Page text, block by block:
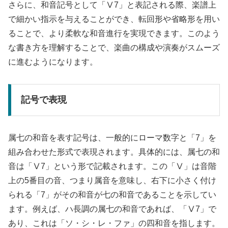
さらに、和音記号として「Ⅴ7」と表記される際、楽譜上
で細かい指示を与えることができ、転回形や省略形を用い
ることで、より柔軟な和音進行を実現できます。このよう
な書き方を理解することで、楽曲の構成や演奏がスムーズ
に進むようになります。
記号で表現
属七の和音を表す記号は、一般的にローマ数字と「7」を
組み合わせた形式で表現されます。具体的には、属七の和
音は「Ⅴ7」という形で記載されます。この「Ⅴ」は音階
上の5番目の音、つまり属音を意味し、右下に小さく付け
られる「7」がその和音が七の和音であることを示してい
ます。例えば、ハ長調の属七の和音であれば、「Ⅴ7」で
あり、これは「ソ・シ・レ・ファ」の四和音を指します。